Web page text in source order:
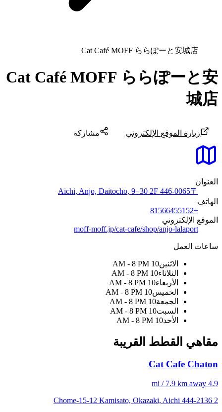
Cat Café MOFF ららぽーと安城店
Cat Café MOFF ららぽーと安
城店
زيارة الموقع الإلكتروني مشاركة
العنوان
〒446-0065 Aichi, Anjo, Daitocho, 9−30 2F
الهاتف
+81566455152
الموقع الإلكتروني
moff-moff.jp/cat-cafe/shop/anjo-lalaport
ساعات العمل
الاثنين10 AM - 8 PM
الثلاثاء10 AM - 8 PM
الأربعاء10 AM - 8 PM
الخميس10 AM - 8 PM
الجمعة10 AM - 8 PM
السبت10 AM - 8 PM
الأحد10 AM - 8 PM
مقاهي القطط القريبة
Cat Cafe Chaton
4.9 mi / 7.9 km away
2 Chome-15-12 Kamisato, Okazaki, Aichi 444-2136